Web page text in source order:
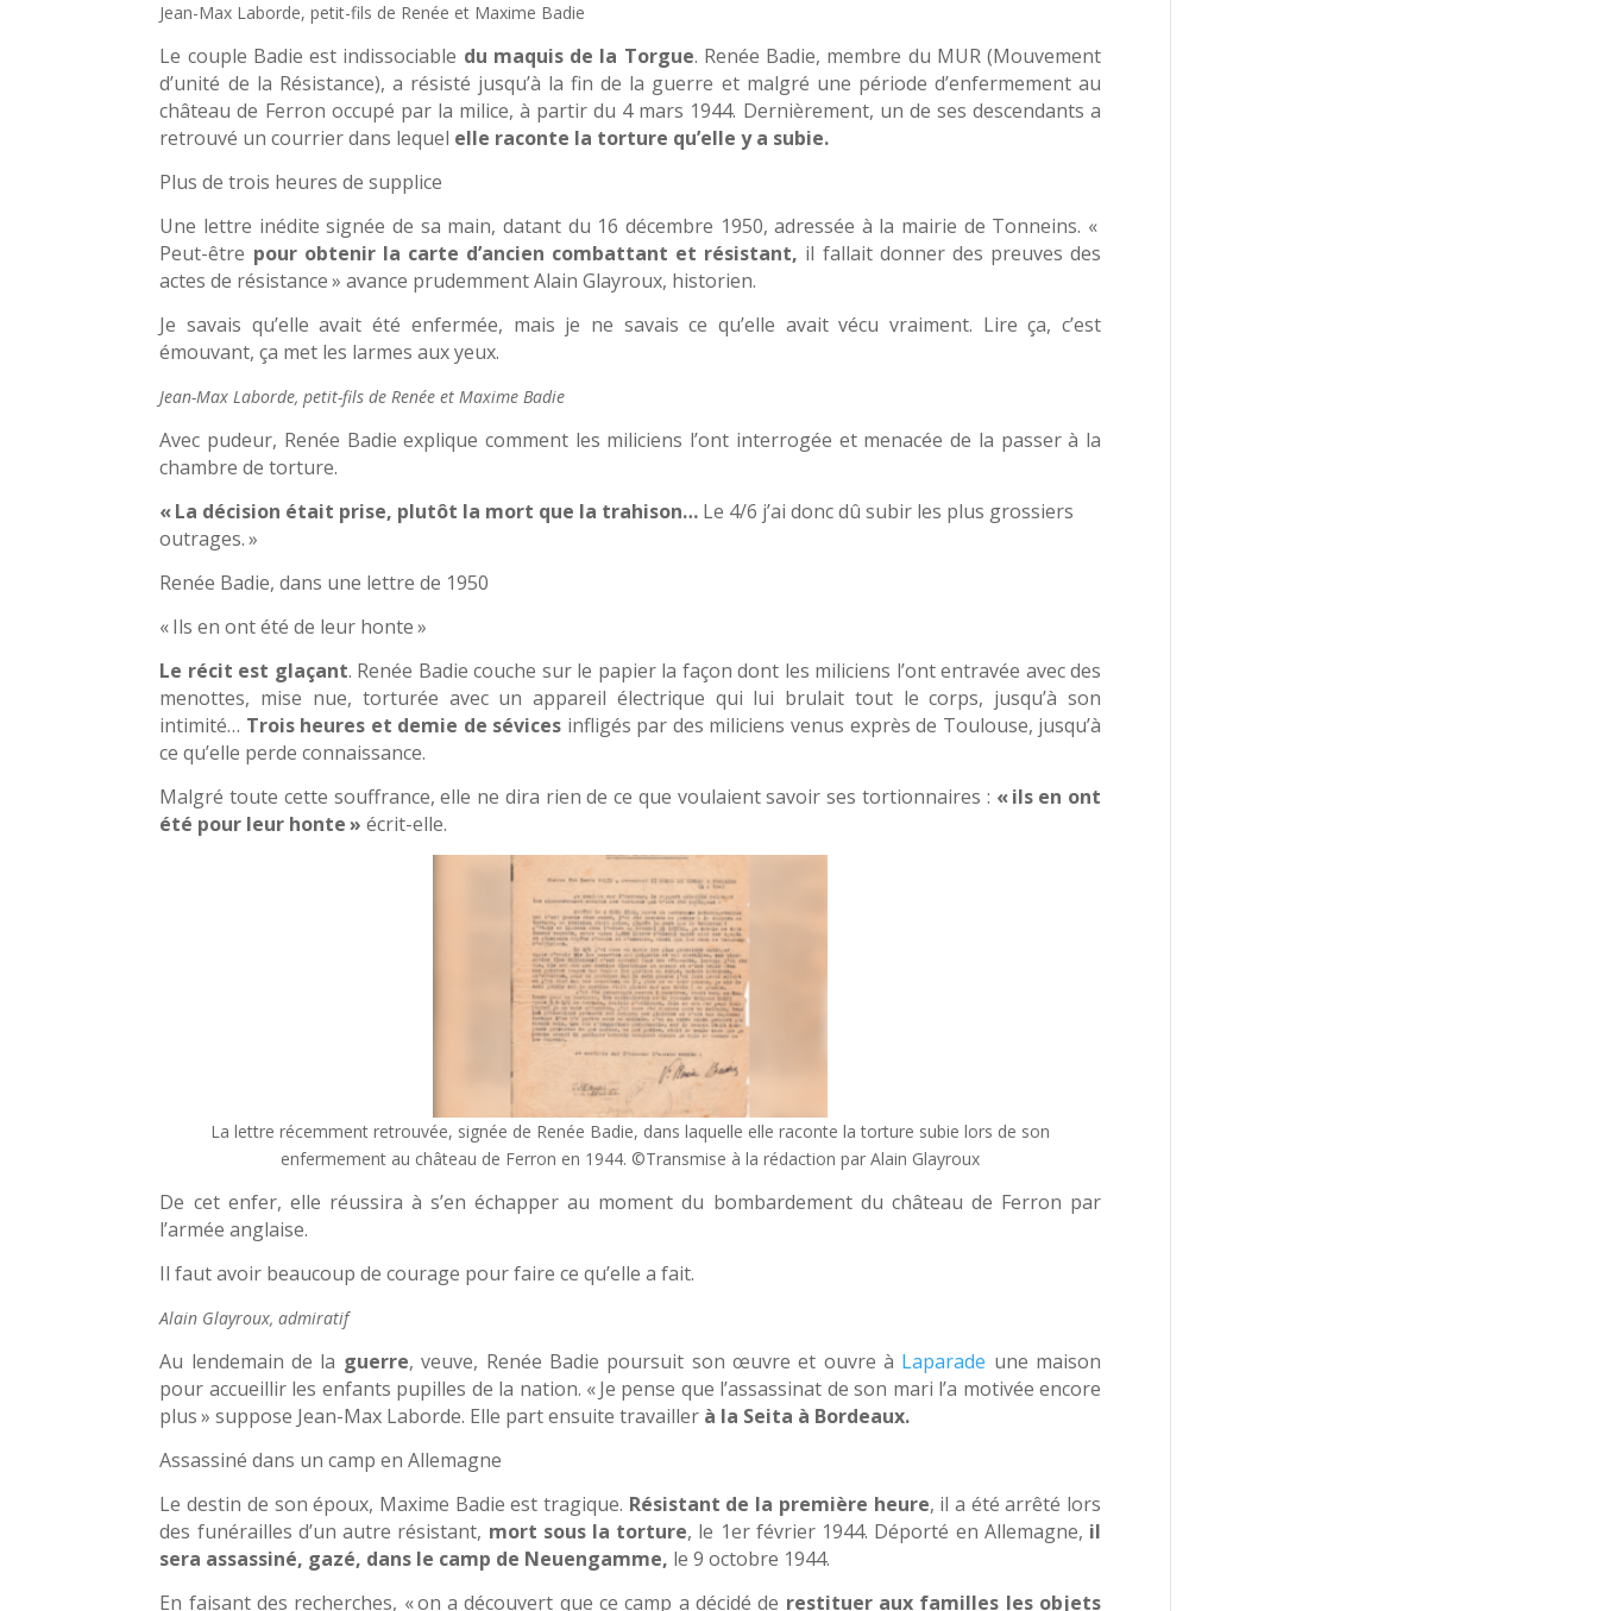
Jean-Max Laborde, petit-fils de Renée et Maxime Badie
Le couple Badie est indissociable du maquis de la Torgue. Renée Badie, membre du MUR (Mouvement
d’unité de la Résistance), a résisté jusqu’à la fin de la guerre et malgré une période d’enfermement au
château de Ferron occupé par la milice, à partir du 4 mars 1944. Dernièrement, un de ses descendants a
retrouvé un courrier dans lequel elle raconte la torture qu’elle y a subie.
Plus de trois heures de supplice
Une lettre inédite signée de sa main, datant du 16 décembre 1950, adressée à la mairie de Tonneins. «
Peut-être pour obtenir la carte d’ancien combattant et résistant, il fallait donner des preuves des
actes de résistance » avance prudemment Alain Glayroux, historien.
Je savais qu’elle avait été enfermée, mais je ne savais ce qu’elle avait vécu vraiment. Lire ça, c’est
émouvant, ça met les larmes aux yeux.
Jean-Max Laborde, petit-fils de Renée et Maxime Badie
Avec pudeur, Renée Badie explique comment les miliciens l’ont interrogée et menacée de la passer à la
chambre de torture.
« La décision était prise, plutôt la mort que la trahison… Le 4/6 j’ai donc dû subir les plus grossiers
outrages. »
Renée Badie, dans une lettre de 1950
« Ils en ont été de leur honte »
Le récit est glaçant. Renée Badie couche sur le papier la façon dont les miliciens l’ont entravée avec des
menottes, mise nue, torturée avec un appareil électrique qui lui brulait tout le corps, jusqu’à son
intimité… Trois heures et demie de sévices infligés par des miliciens venus exprès de Toulouse, jusqu’à
ce qu’elle perde connaissance.
Malgré toute cette souffrance, elle ne dira rien de ce que voulaient savoir ses tortionnaires : « ils en ont
été pour leur honte »écrit-elle.
La lettre récemment retrouvée, signée de Renée Badie, dans laquelle elle raconte la torture subie lors de son
enfermement au château de Ferron en 1944. ©Transmise à la rédaction par Alain Glayroux
De cet enfer, elle réussira à s’en échapper au moment du bombardement du château de Ferron par
l’armée anglaise.
Il faut avoir beaucoup de courage pour faire ce qu’elle a fait.
Alain Glayroux, admiratif
Au lendemain de la guerre, veuve, Renée Badie poursuit son œuvre et ouvre à Laparade une maison
pour accueillir les enfants pupilles de la nation. « Je pense que l’assassinat de son mari l’a motivée encore
plus » suppose Jean-Max Laborde. Elle part ensuite travailler à la Seita à Bordeaux.
Assassiné dans un camp en Allemagne
Le destin de son époux, Maxime Badie est tragique. Résistant de la première heure, il a été arrêté lors
des funérailles d’un autre résistant, mort sous la torture, le 1er février 1944. Déporté en Allemagne, il
sera assassiné, gazé, dans le camp de Neuengamme, le 9 octobre 1944.
En faisant des recherches, « on a découvert que ce camp a décidé de restituer aux familles les objets